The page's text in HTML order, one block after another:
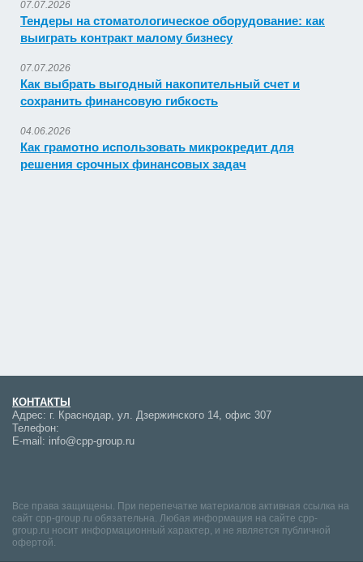
07.07.2026
Тендеры на стоматологическое оборудование: как
выиграть контракт малому бизнесу
07.07.2026
Как выбрать выгодный накопительный счет и
сохранить финансовую гибкость
04.06.2026
Как грамотно использовать микрокредит для
решения срочных финансовых задач
КОНТАКТЫ
Адрес: г. Краснодар, ул. Дзержинского 14, офис 307
Телефон:
E-mail: info@cpp-group.ru
Все права защищены. При перепечатке материалов активная ссылка на
сайт cpp-group.ru обязательна. Любая информация на сайте cpp-
group.ru носит информационный характер, и не является публичной
офертой.